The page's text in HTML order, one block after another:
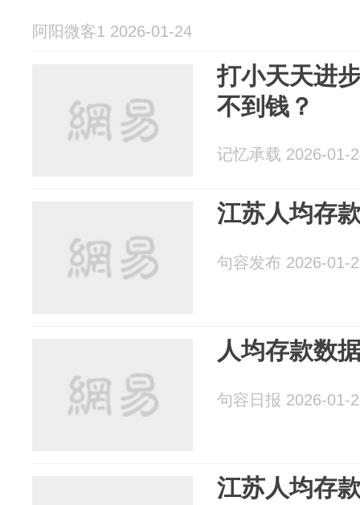
阿阳微客1 2026-01-24
打小天天进
不到钱？
记忆承载 2026-01-
江苏人均存
句容发布 2026-01-
人均存款数
句容日报 2026-01-
江苏人均存